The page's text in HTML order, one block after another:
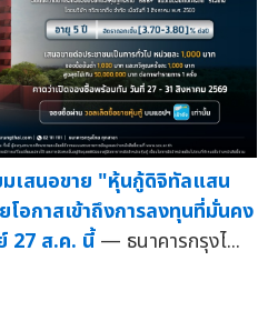
เสนอขาย "หุ้นกู้ดิจิทัลแสน
อกาสเข้าถึงการลงทุนที่มั่นคง
27 ส.ค. นี้ — ธนาคารกรุงไ...